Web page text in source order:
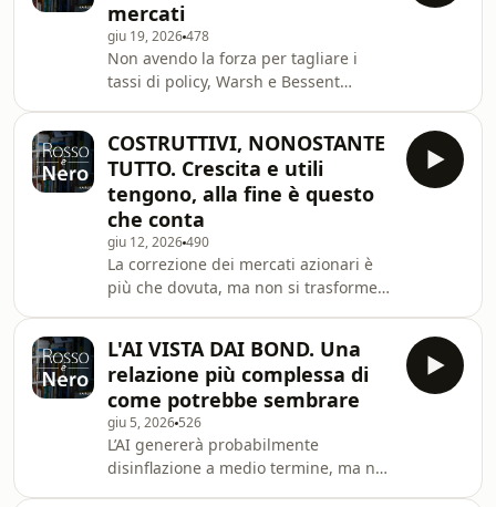
sta accadendo nell’AI.
mercati
giu 19, 2026478
Non avendo la forza per tagliare i
tassi di policy, Warsh e Bessent
Warsh, come a suo tempo Greenspan,
vuole che i mercati riprendano a
pensare con la loro testa e non con
quella della Fed.
COSTRUTTIVI, NONOSTANTE
TUTTO. Crescita e utili
tengono, alla fine è questo
che conta
giu 12, 2026490
La correzione dei mercati azionari è
più che dovuta, ma non si trasformerà
AI, non è in discussione e le stime
sugli utili per il 2026 e il 2027 non si
conciliano con un bear market.
L'AI VISTA DAI BOND. Una
relazione più complessa di
come potrebbe sembrare
giu 5, 2026 526
L’AI genererà probabilmente
disinflazione a medio termine, ma nel